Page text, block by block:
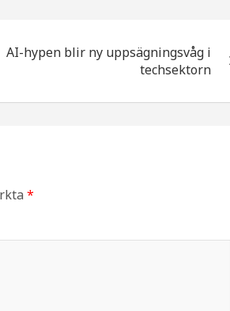
AI-hypen blir ny uppsägningsvåg i
techsektorn
*